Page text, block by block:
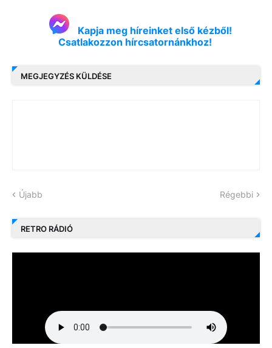
Kapja meg híreinket első kézből!
Csatlakozzon hírcsatornánkhoz!
MEGJEGYZÉS KÜLDÉSE
Újabb Régebbi
RETRO RÁDIÓ